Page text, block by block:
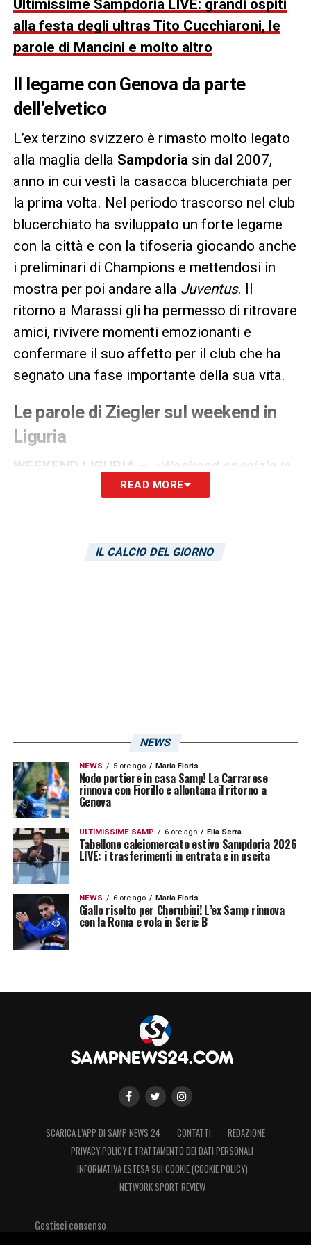
Ultimissime Sampdoria LIVE: grandi ospiti
alla festa degli ultras Tito Cucchiaroni, le
parole di Mancini e molto altro
Il legame con Genova da parte
dell’elvetico
L’ex terzino svizzero è rimasto molto legato
alla maglia della Sampdoriasin dal 2007,
anno in cui vestì la casacca blucerchiata per
la prima volta. Nel periodo trascorso nel club
blucerchiato ha sviluppato un forte legame
con la città e con la tifoseria giocando anche
i preliminari di Champions e mettendosi in
mostra per poi andare alla Juventus. Il
ritorno a Marassi gli ha permesso di ritrovare
amici, rivivere momenti emozionanti e
confermare il suo affetto per il club che ha
segnato una fase importante della sua vita.
Le parole di Ziegler sul weekend in
Liguria
WEEKEND LIGURIA
«Weekend speciale in
Liguria, tra famiglia, mare e tanti bei ricordi.
ma anche la celebrazione degli 80 anni della
Sampdoria».
nel cuore».
LA PLAYLIST DELLE NOSTRE TOP NEWS
READ MORE
IL CALCIO DEL GIORNO
NEWS
NEWS 5 ore ago Maria Floris
Nodo portiere in casa Samp! La Carrarese
rinnova con Fiorillo e allontana il ritorno a
Genova
ULTIMISSIME SAMP 6 ore ago Elia Serra
Tabellone calciomercato estivo Sampdoria 2026
LIVE: i trasferimenti in entrata e in uscita
NEWS 6 ore ago Maria Floris
Giallo risolto per Cherubini! L’ex Samp rinnova
con la Roma e vola in Serie B
SCARICA L’APP DI SAMP NEWS 24 CONTATTI
REDAZIONE
PRIVACY POLICY E TRATTAMENTO DEI DATI PERSONALI
INFORMATIVA ESTESA SUI COOKIE (COOKIE POLICY)
NETWORK SPORT REVIEW
Gestisci consenso